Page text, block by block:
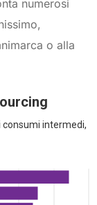
numerosi
o alla